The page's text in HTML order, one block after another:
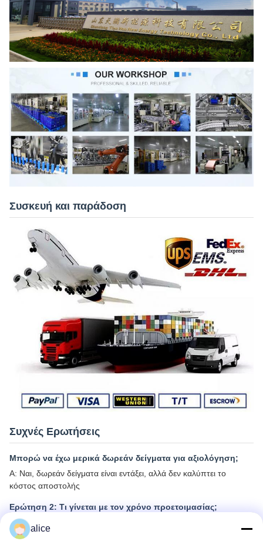
Συσκευή και παράδοση
Συχνές Ερωτήσεις
Μπορώ να έχω μερικά δωρεάν δείγματα για αξιολόγηση;
Α: Ναι, δωρεάν δείγματα είναι εντάξει, αλλά δεν καλύπτει το
κόστος αποστολής
Ερώτηση 2: Τι γίνεται με τον χρόνο προετοιμασίας;
Α: Για δείγματα χρειάζονται 3-5 ημέρες
Β: Ο χρόνος μαζικής παραγωγής είναι περίπου 2-3 εβδομάδες
alice